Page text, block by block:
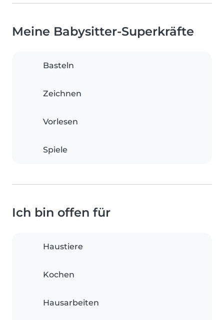
Meine Babysitter-Superkräfte
Basteln
Zeichnen
Vorlesen
Spiele
Ich bin offen für
Haustiere
Kochen
Hausarbeiten